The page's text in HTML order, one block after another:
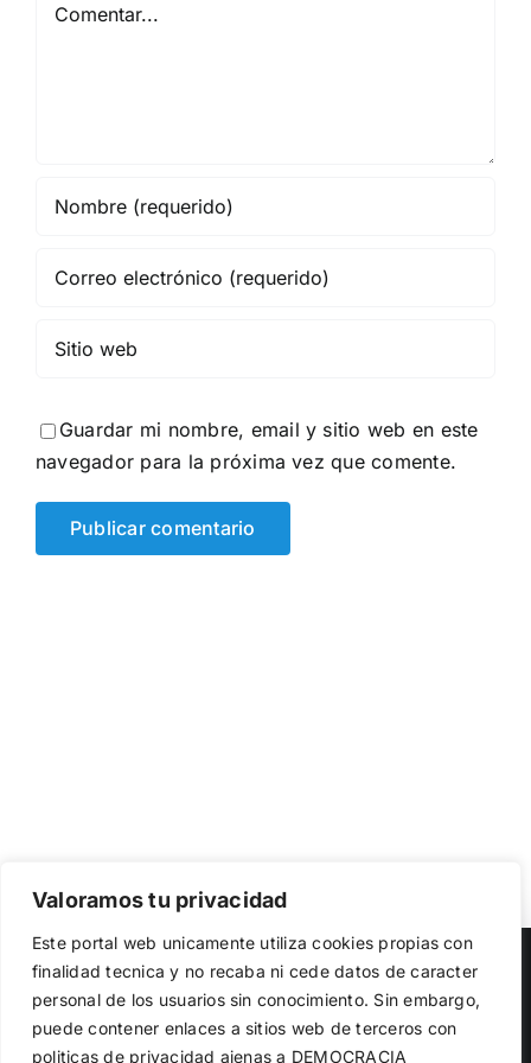
Valoramos tu privacidad
Este portal web unicamente utiliza cookies propias con
finalidad tecnica y no recaba ni cede datos de caracter
personal de los usuarios sin conocimiento. Sin embargo,
puede contener enlaces a sitios web de terceros con
politicas de privacidad ajenas a DEMOCRACIA
Guardar mi nombre, email y sitio web en este
navegador para la próxima vez que comente.
Copyright 2023 | Democracia Nacional | All Rights Reserved
Facebook
TwitterInstagram
el funcionamiento de la web, medir su uso y mejorar
nuestros servicios. Puede aceptar todas las cookies,
rechazar las no necesarias o configurar sus preferencias.
Política de cookies